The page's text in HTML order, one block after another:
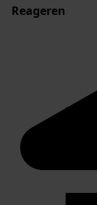
Reageren